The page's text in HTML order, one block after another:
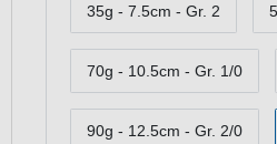
35g - 7.5cm - Gr. 2
70g - 10.5cm - Gr. 1/0
90g - 12.5cm - Gr. 2/0